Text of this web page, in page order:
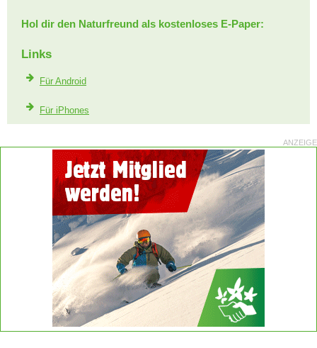
Hol dir den Naturfreund als kostenloses E-Paper:
Links
Für Android
Für iPhones
ANZEIGE